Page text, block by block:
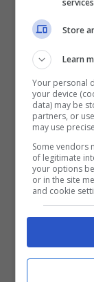
Come trovare
fabrizioracca_
Store
Learn
Your personal
your device
data) may be
partners, or
may use
Some vendors
of legitimate
your options
or in the site
and cookie